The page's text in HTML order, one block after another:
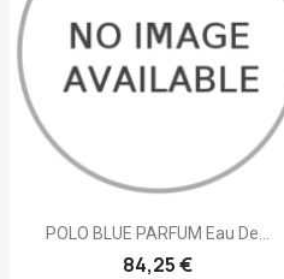
Vista rápida
POLO BLUE PARFUM Eau De...
84,25 €